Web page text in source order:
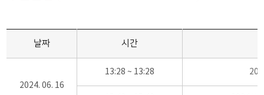
날짜 시간
2024. 06. 16
13:28 ~ 13:28